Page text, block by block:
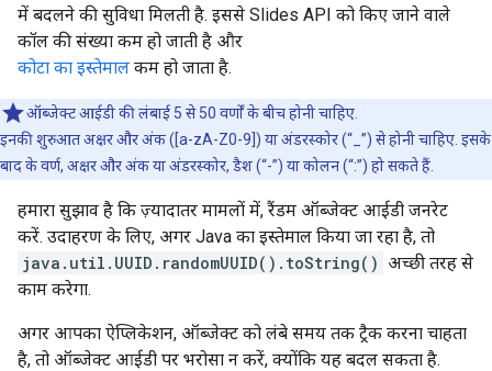
में बदलने की सुविधा मिलती है. इससे Slides API को किए जाने वाले
कॉल की संख्या कम हो जाती है और
कोटा का इस्तेमाल कम हो जाता है.
ऑब्जेक्ट आईडी की लंबाई 5 से 50 वर्णों के बीच होनी चाहिए.
इनकी शुरुआत अक्षर और अंक ([a-zA-Z0-9]) या अंडरस्कोर (“_”) से होनी चाहिए. इसके
बाद के वर्ण, अक्षर और अंक या अंडरस्कोर, डैश (“-”) या कोलन (“:”) हो सकते हैं.
हमारा सुझाव है कि ज़्यादातर मामलों में, रैंडम ऑब्जेक्ट आईडी जनरेट
करें. उदाहरण के लिए, अगर Java का इस्तेमाल किया जा रहा है, तो
java.util.UUID.randomUUID().toString() अच्छी तरह से
काम करेगा.
अगर आपका ऐप्लिकेशन, ऑब्जेक्ट को लंबे समय तक ट्रैक करना चाहता
है, तो ऑब्जेक्ट आईडी पर भरोसा न करें, क्योंकि यह बदल सकता है.